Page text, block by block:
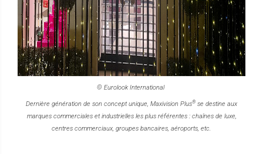
© Eurolook International
Dernière génération de son concept unique, Maxivision Plus® se destine aux
marques commerciales et industrielles les plus référentes : chaînes de luxe,
centres commerciaux, groupes bancaires, aéroports, etc.